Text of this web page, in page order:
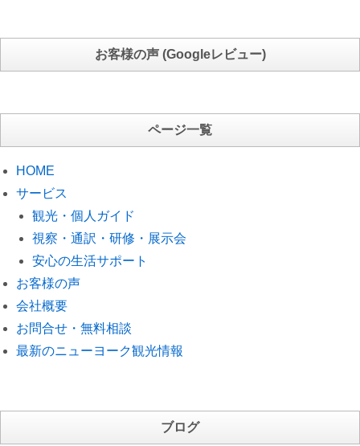
お客様の声 (Googleレビュー)
ページ一覧
HOME
サービス
観光・個人ガイド
視察・通訳・研修・展示会
安心の生活サポート
お客様の声
会社概要
お問合せ・無料相談
最新のニューヨーク観光情報
ブログ